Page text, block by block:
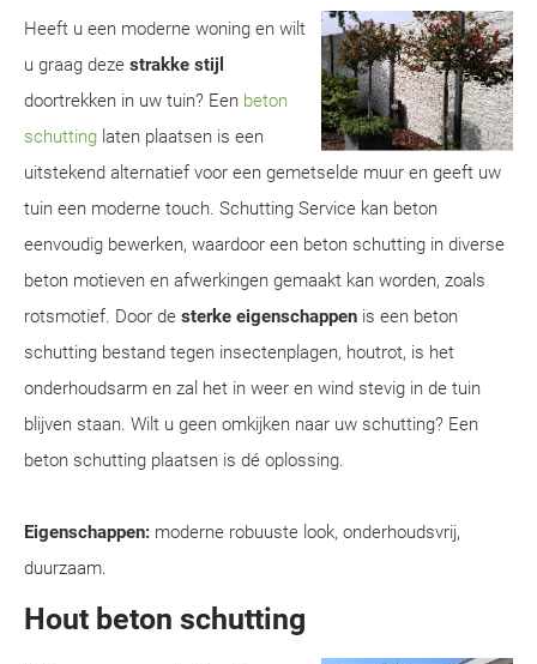
Heeft u een moderne woning en wilt
u graag deze strakke stijl
doortrekken in uw tuin? Een beton
schutting laten plaatsen is een
uitstekend alternatief voor een gemetselde muur en geeft uw
tuin een moderne touch. Schutting Service kan beton
eenvoudig bewerken, waardoor een beton schutting in diverse
beton motieven en afwerkingen gemaakt kan worden, zoals
rotsmotief. Door de sterke eigenschappen is een beton
schutting bestand tegen insectenplagen, houtrot, is het
onderhoudsarm en zal het in weer en wind stevig in de tuin
blijven staan. Wilt u geen omkijken naar uw schutting? Een
beton schutting plaatsen is dé oplossing.
Eigenschappen: moderne robuuste look, onderhoudsvrij,
duurzaam.
Hout beton schutting